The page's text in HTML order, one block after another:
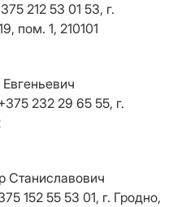
212 53 01 53, г.
пом. 1, 210101
232 29 65 55, г.
Станиславович
152 55 53 01, г. Гродно,